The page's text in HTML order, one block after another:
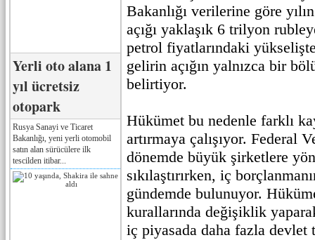
Yerli oto alana 1
yıl ücretsiz
otopark
Rusya Sanayi ve Ticaret
Bakanlığı, yeni yerli otomobil
satın alan sürücülere ilk
tescilden itibar...
Bakanlığı verilerine göre
açığı yaklaşık 6 trilyon
petrol fiyatlarındaki
gelirin açığın yalnızca bir
belirtiyor.
Hükümet bu nedenle farklı
artırmaya çalışıyor. Federal
dönemde büyük şirketlere
sıkılaştırırken, iç
gündemde bulunuyor.
kurallarında değişiklik
iç piyasada daha fazla